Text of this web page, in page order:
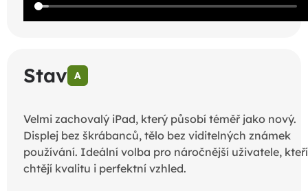
Stav A
Velmi zachovalý iPad, který působí téměř jako nový.
Displej bez škrábanců, tělo bez viditelných známek
používání. Ideální volba pro náročnější uživatele, kteří
chtějí kvalitu i perfektní vzhled.